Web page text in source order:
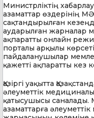
Министрліктің
азаматтар өздерінің
сақтандырылған
аударылған жарналар
ақпаратты онлайн
порталы арқылы
пайдаланушылар
қажетті ақпаратты кез
Қазіргі уақытта
әлеуметтік
қатысушысы
азаматтарға